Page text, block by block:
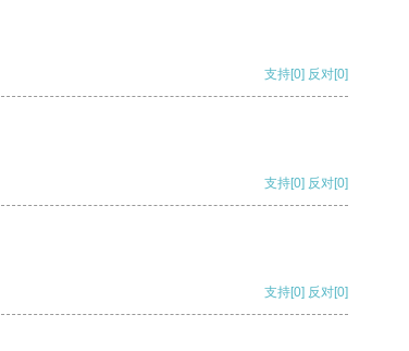
支持[0] 反对[0]
支持[0] 反对[0]
支持[0] 反对[0]